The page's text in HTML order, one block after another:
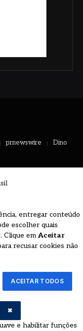
prnewswire Dino
entregar conteúdo
escolher quais
. Clique em Aceitar
recusar cookies não
ACEITAR TODOS
✖
e habilitar funções